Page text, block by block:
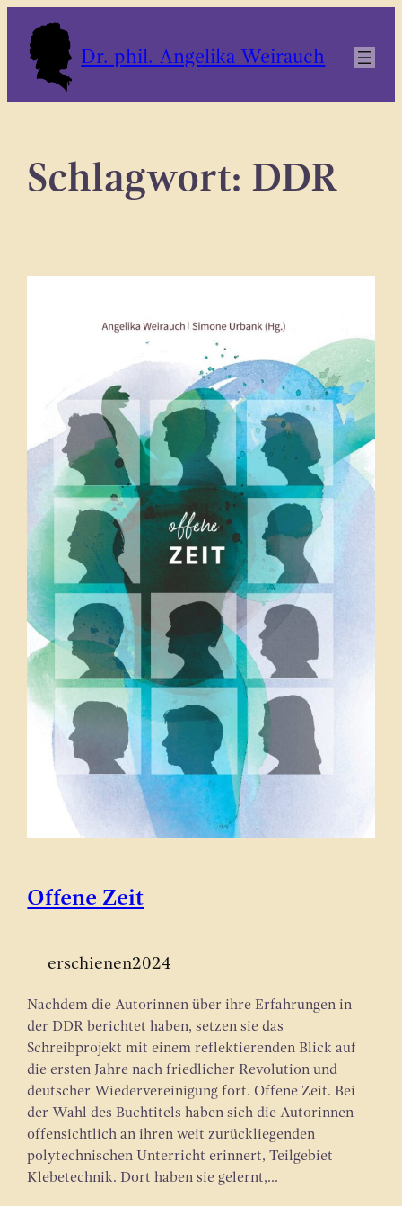
Inhalt
springen
Dr. phil. Angelika Weirauch
Schlagwort: DDR
Offene Zeit
erschienen2024
Nachdem die Autorinnen über ihre Erfahrungen in
der DDR berichtet haben, setzen sie das
Schreibprojekt mit einem reflektierenden Blick auf
die ersten Jahre nach friedlicher Revolution und
deutscher Wiedervereinigung fort. Offene Zeit. Bei
der Wahl des Buchtitels haben sich die Autorinnen
offensichtlich an ihren weit zurückliegenden
polytechnischen Unterricht erinnert, Teilgebiet
Klebetechnik. Dort haben sie gelernt,…